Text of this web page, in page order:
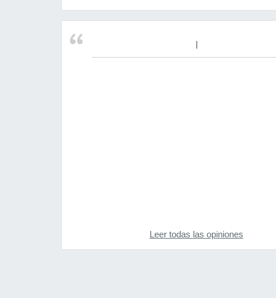
Leer todas las opiniones